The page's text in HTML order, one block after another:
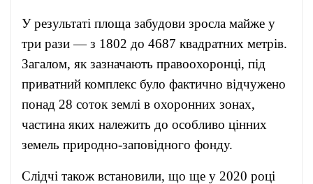
У результаті площа забудови зросла майже у
три рази — з 1802 до 4687 квадратних метрів.
Загалом, як зазначають правоохоронці, під
приватний комплекс було фактично відчужено
понад 28 соток землі в охоронних зонах,
частина яких належить до особливо цінних
земель природно-заповідного фонду.
Слідчі також встановили, що ще у 2020 році